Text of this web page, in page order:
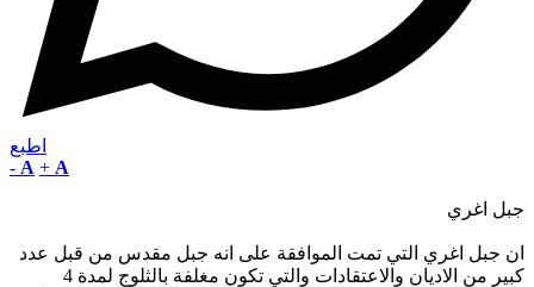
اطبع
- A + A
جبل اغري
ان جبل اغري التي تمت الموافقة على انه جبل مقدس من قبل عدد
كبير من الاديان والاعتقادات والتي تكون مغلفة بالثلوج لمدة 4